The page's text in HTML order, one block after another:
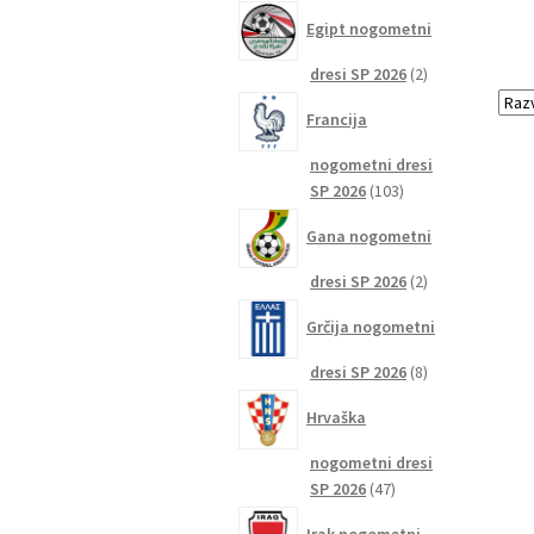
Egipt nogometni
dresi SP 2026 22
Francija
nogometni dresi
SP 2026 103103
Gana nogometni
dresi SP 2026 22
Grčija nogometni
dresi SP 2026 88
Hrvaška
nogometni dresi
SP 2026 4747